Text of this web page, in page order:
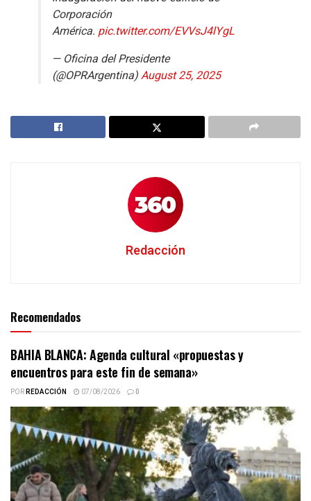
Corporación
América. pic.twitter.com/EVVsJ4lYgL
— Oficina del Presidente
(@OPRArgentina)August 25, 2025
Redacción
Recomendados
BAHIA BLANCA: Agenda cultural «propuestas y
encuentros para este fin de semana»
PORREDACCIÓN 07/08/2026 0